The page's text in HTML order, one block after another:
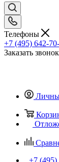
Телефоны
+7 (495) 642-
Заказать звонок
+7 (495)